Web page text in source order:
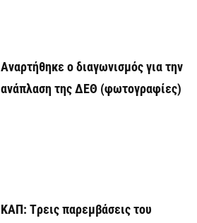
Αναρτήθηκε o διαγωνισμός για την
ανάπλαση της ΔΕΘ (φωτογραφίες)
ΚΑΠ: Tρεις παρεμβάσεις του